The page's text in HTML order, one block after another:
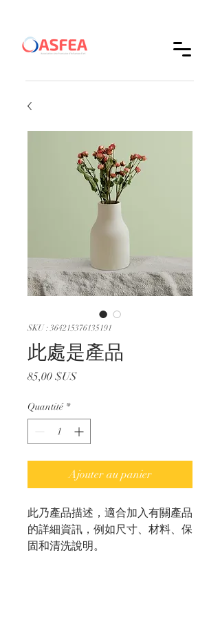
SKU : 364215376135191
此處是產品
85,00 $USPrix
Quantité *
Ajouter au panier
此乃產品描述，適合加入有關產品
的詳細資訊，例如尺寸、材料、保
固和清洗說明。